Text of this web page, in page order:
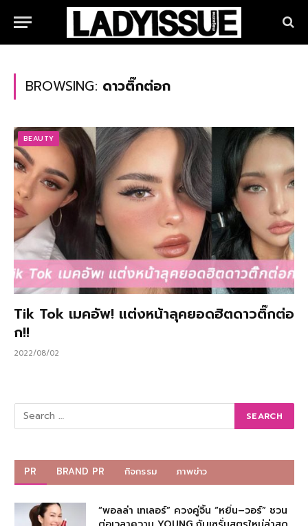
BROWSING: ดาวติ๊กต่อก
BEAUTY
Tik Tok เมคอัพ! แต่งหน้าลุคยอดฮิตดาวติ๊กต่อ
ก!!
2022/08/02
PR BRAND PR กิจกรรม ภาพข่าว
“พอลล่า เทเลอร์” ควงคู่จิ้น “หยิ่น–วอร์” ชวน